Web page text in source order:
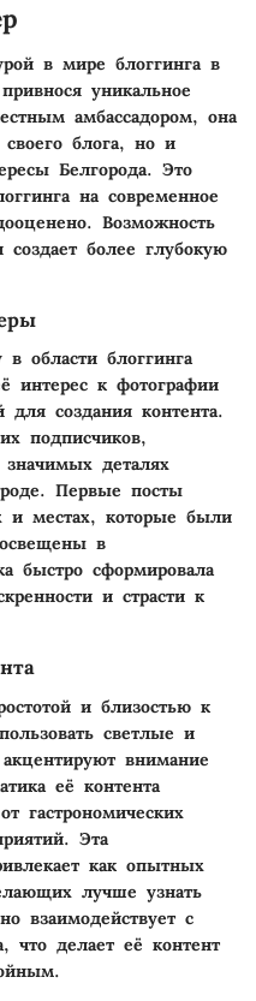
в мире блоггинга в
уникальное
амбассадором, она
блога, но и
Белгорода. Это
на современное
Возможность
более глубокую
области блоггинга
интерес к фотографии
создания контента.
подписчиков,
деталях
Первые посты
и местах, которые были
в
быстро сформировала
и страсти к
и близостью к
светлые и
внимание
её контента
гастрономических
Эта
как опытных
лучше узнать
взаимодействует с
что делает её контент